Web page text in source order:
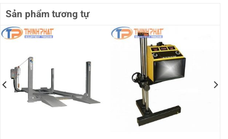
Sản phẩm tương tự